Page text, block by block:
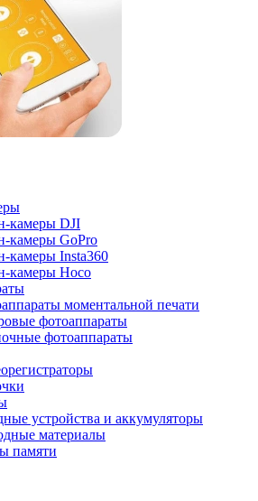
камеры DJI
камеры GoPro
камеры Insta360
камеры Hoco
моментальной печати
фотоаппараты
фотоаппараты
устройства и аккумуляторы
материалы
памяти